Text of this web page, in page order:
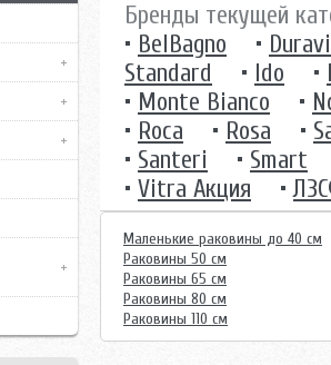
Бренды текущей
• BelBagno •
Standard
• Ido •
• Monte Bianco •
• Roca • Rosa •
• Santeri • Smart
• Vitra Акция •
Маленькие раковины до 40 см
Раковины 50 см
Раковины 65 см
Раковины 80 см
Раковины 110 см